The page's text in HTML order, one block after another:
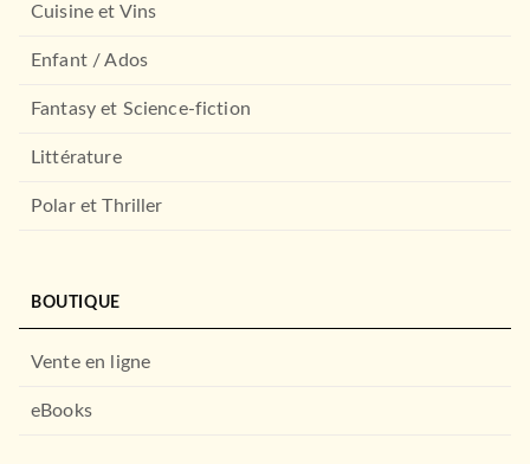
Cuisine et Vins
Enfant / Ados
Fantasy et Science-fiction
Littérature
Polar et Thriller
BOUTIQUE
Vente en ligne
eBooks